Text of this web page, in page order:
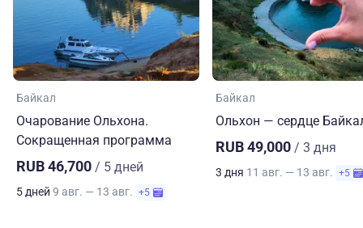
Байкал
Очарование Ольхона.
Сокращенная программа
RUB 46,700 / 5 дней
5 дней 9 авг. — 13 авг. +5
Байкал
Ольхон — сердце
RUB 49,000 / 3 дня
3 дня 11 авг. — 13 авг. +5